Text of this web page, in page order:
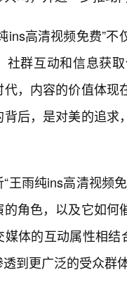
ins高清视频免费”
社群互动和信息获
，内容的价值体
后，是对美的追
王雨纯ins高清视频
角色，以及它如
媒体的互动属性相
到更广泛的受众群